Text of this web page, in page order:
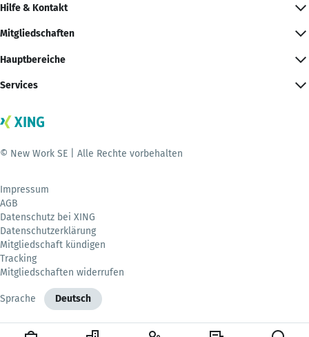
Hilfe & Kontakt
Mitgliedschaften
Hauptbereiche
Services
© New Work SE | Alle Rechte vorbehalten
Impressum
AGB
Datenschutz bei XING
Datenschutzerklärung
Mitgliedschaft kündigen
Tracking
Mitgliedschaften widerrufen
Sprache Deutsch